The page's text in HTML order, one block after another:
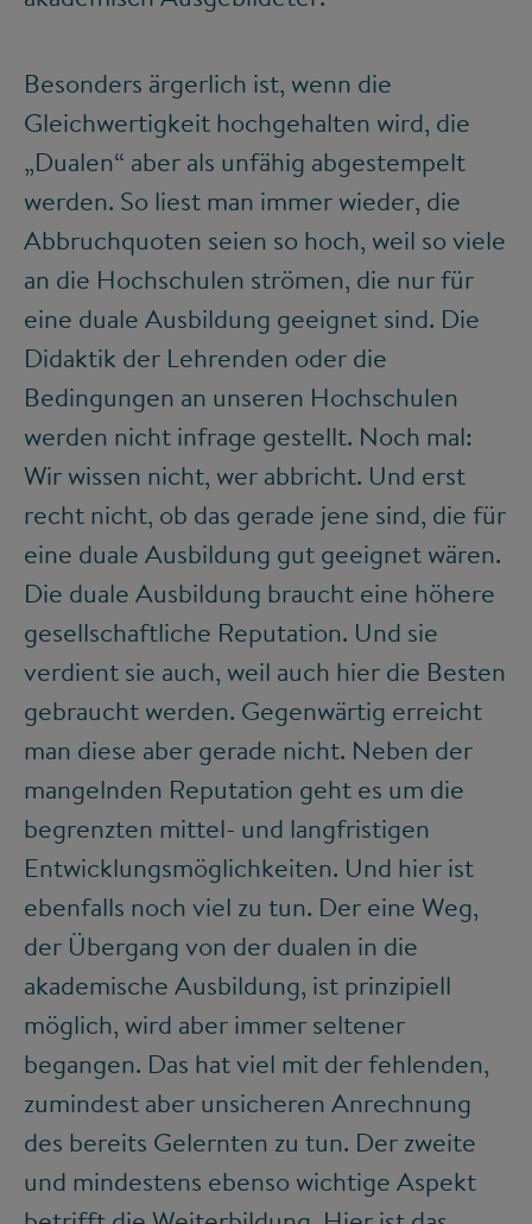
Besonders ärgerlich ist, wenn die
Gleichwertigkeit hochgehalten wird, die
„Dualen“ aber als unfähig abgestempelt
werden. So liest man immer wieder, die
Abbruchquoten seien so hoch, weil so viele
an die Hochschulen strömen, die nur für
eine duale Ausbildung geeignet sind. Die
Didaktik der Lehrenden oder die
Bedingungen an unseren Hochschulen
werden nicht infrage gestellt. Noch mal:
Wir wissen nicht, wer abbricht. Und erst
recht nicht, ob das gerade jene sind, die für
eine duale Ausbildung gut geeignet wären.
Die duale Ausbildung braucht eine höhere
gesellschaftliche Reputation. Und sie
verdient sie auch, weil auch hier die Besten
gebraucht werden. Gegenwärtig erreicht
man diese aber gerade nicht. Neben der
mangelnden Reputation geht es um die
begrenzten mittel- und langfristigen
Entwicklungsmöglichkeiten. Und hier ist
ebenfalls noch viel zu tun. Der eine Weg,
der Übergang von der dualen in die
akademische Ausbildung, ist prinzipiell
möglich, wird aber immer seltener
begangen. Das hat viel mit der fehlenden,
zumindest aber unsicheren Anrechnung
des bereits Gelernten zu tun. Der zweite
und mindestens ebenso wichtige Aspekt